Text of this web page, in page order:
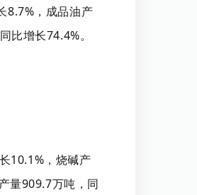
8.7%，成品油产
增长74.4%。
10.1%，烧碱产
量909.7万吨，同